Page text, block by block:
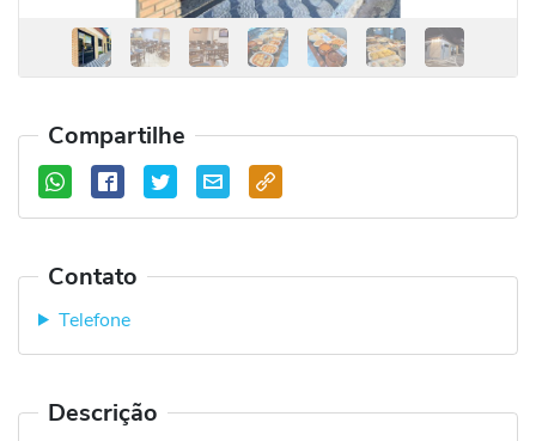
Compartilhe
Contato
Telefone
Descrição